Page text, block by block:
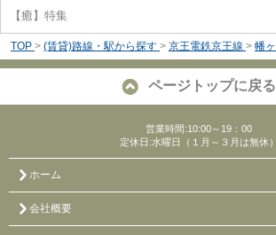
【癒】特集
TOP > (賃貸)路線・駅から探す > 京王電鉄京王線 > 幡
ページトップに戻る
営業時間:10:00～19：00
定休日:水曜日（１月～３月は無休）
ホーム
会社概要